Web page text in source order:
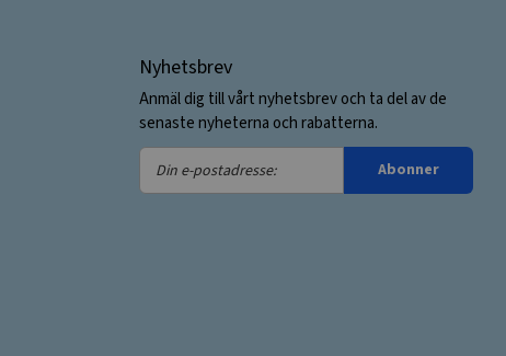
Nyhetsbrev
Anmäl dig till vårt nyhetsbrev och ta del av de
senaste nyheterna och rabatterna.
Din
e-
Abonner